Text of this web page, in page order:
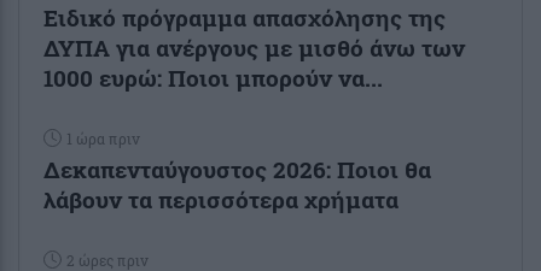
Ειδικό πρόγραμμα απασχόλησης της
ΔΥΠΑ για ανέργους με μισθό άνω των
1000 ευρώ: Ποιοι μπορούν να...
1 ώρα πριν
Δεκαπενταύγουστος 2026: Ποιοι θα
λάβουν τα περισσότερα χρήματα
2 ώρες πριν